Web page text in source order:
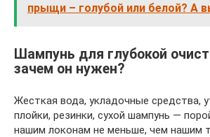
прыщи – голубой или белой? А
Шампунь для глубокой
зачем он нужен?
Жесткая вода, укладочные средства,
плойки, резинки, сухой шампунь —
нашим локонам не меньше, чем нашим